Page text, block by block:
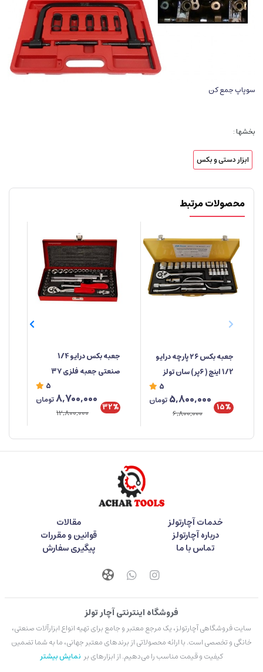
سوپاپ جمع کن
بخشها :
ابزار دستی و بکس
محصولات مرتبط
جعبه بکس ۲۶ پارچه درایو
1/2 اینچ ( ۶پر) سان تولز
5
15%
5,800,000تومان
6,800,000
جعبه‌ بکس درایو 1/4
صنعتی جعبه فلزی ۳۷
5
32%
8,700,000تومان
12,800,000
خدمات آچارتولز
مقالات
درباره آچارتولز
قوانین و مقررات
تماس با ما
پیگیری سفارش
فروشگاه اینترنتی آچار تولز
سایت فروشگاهی آچارتولز، یک مرجع معتبر و جامع برای تهیه انواع ابزارآلات صنعتی،
خانگی و تخصصی است. با ارائه محصولاتی از برندهای معتبر جهانی، ما به شما تضمین
کیفیت و قیمت مناسب را می‌دهیم. از ابزارهای بر نمایش بیشتر